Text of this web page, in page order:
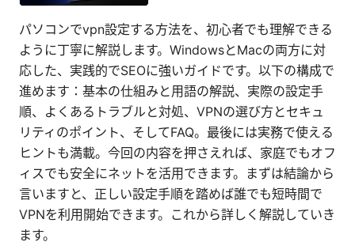
パソコンでvpn設定する方法を、初心者でも理解できる
ように丁寧に解説します。WindowsとMacの両方に対
応した、実践的でSEOに強いガイドです。以下の構成で
進めます：基本の仕組みと用語の解説、実際の設定手
順、よくあるトラブルと対処、VPNの選び方とセキュ
リティのポイント、そしてFAQ。最後には実務で使える
ヒントも満載。今回の内容を押さえれば、家庭でもオフ
ィスでも安全にネットを活用できます。まずは結論から
言いますと、正しい設定手順を踏めば誰でも短時間で
VPNを利用開始できます。これから詳しく解説していき
ます。